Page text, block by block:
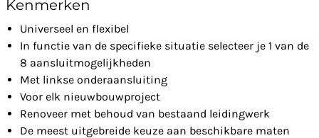
Kenmerken
Universeel en flexibel
In functie van de specifieke situatie selecteer je 1 van de
8 aansluitmogelijkheden
Met linkse onderaansluiting
Voor elk nieuwbouwproject
Renoveer met behoud van bestaand leidingwerk
De meest uitgebreide keuze aan beschikbare maten